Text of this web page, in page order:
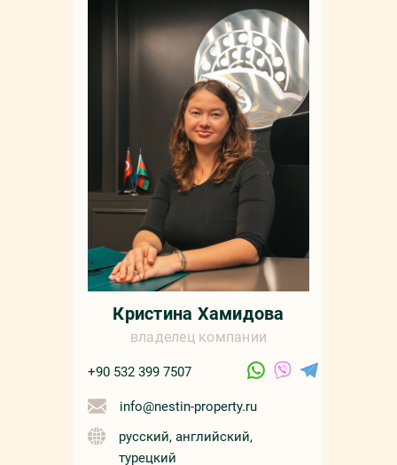
Кристина Хамидова
владелец компании
+90 532 399 7507
info@nestin-property.ru
русский, английский,
турецкий